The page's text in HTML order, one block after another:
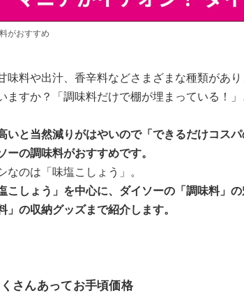
がおすすめ
味料や出汁、香辛料などさまざまな種類があ
ますか？「調味料だけで棚が埋まっている！
いと当然減りがはやいので「できるだけコス
ーの調味料がおすすめです。
なのは「味塩こしょう」。
こしょう」を中心に、ダイソーの「調味料」
」の収納グッズまで紹介します。
さんあってお手頃価格